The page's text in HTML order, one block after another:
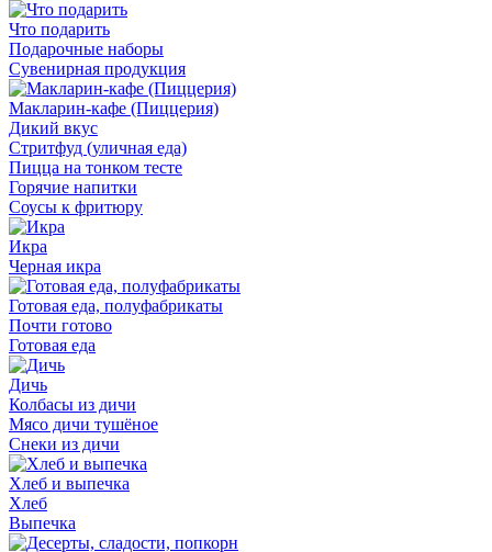
Что подарить
Подарочные наборы
Сувенирная продукция
Макларин-кафе (Пиццерия)
Дикий вкус
Стритфуд (уличная еда)
Пицца на тонком тесте
Горячие напитки
Соусы к фритюру
Икра
Черная икра
Готовая еда, полуфабрикаты
Почти готово
Готовая еда
Дичь
Колбасы из дичи
Мясо дичи тушёное
Снеки из дичи
Хлеб и выпечка
Хлеб
Выпечка